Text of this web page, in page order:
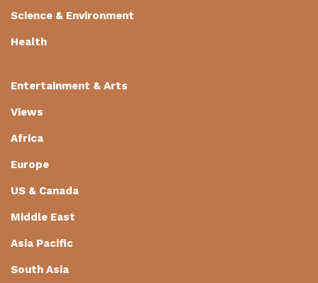
Science & Environment
Health
Entertainment & Arts
Views
Africa
Europe
US & Canada
Middle East
Asia Pacific
South Asia